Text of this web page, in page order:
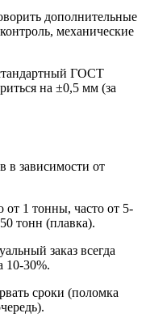
дополнительные
механические
ГОСТ
на ±0,5 мм (за
в зависимости от
1 тонны, часто от 5-
тонн (плавка).
заказ всегда
10-30%.
сроки (поломка